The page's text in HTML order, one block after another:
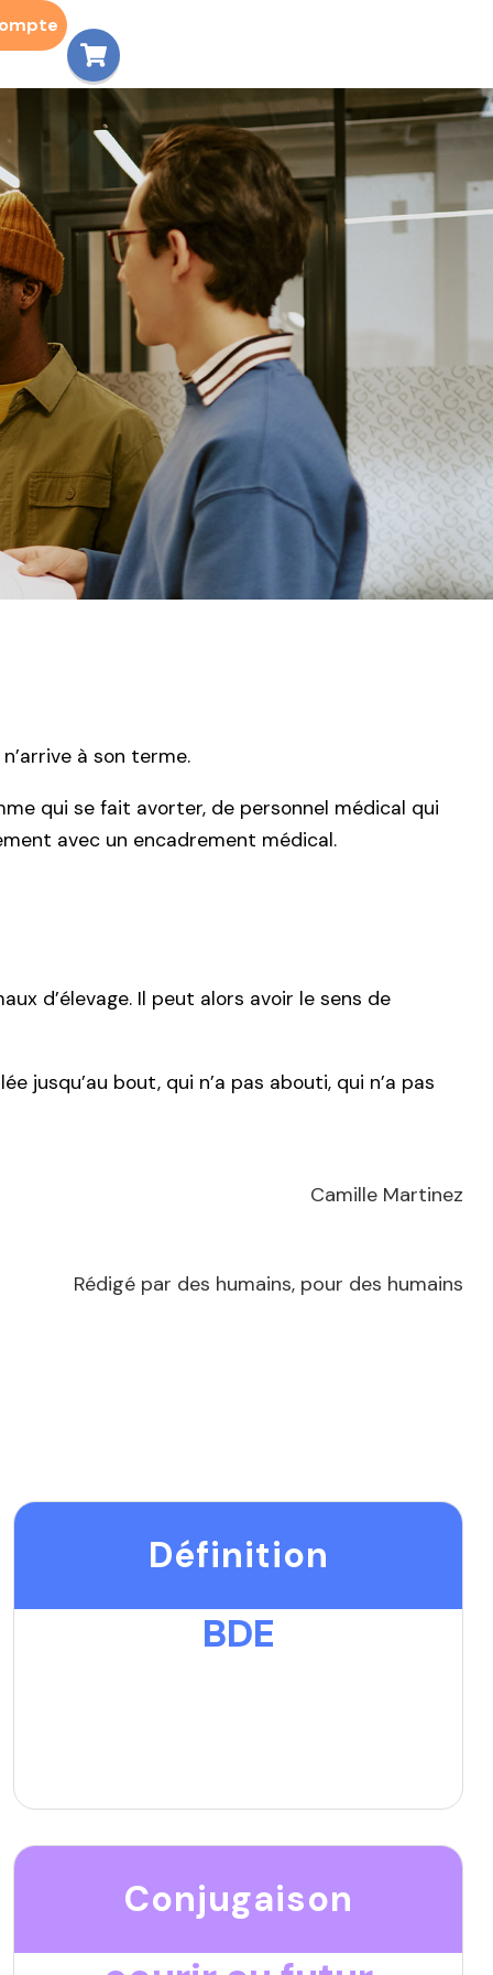
à son terme.
qui se fait avorter, de personnel médical qui
avec un encadrement médical.
d’élevage. Il peut alors avoir le sens de
jusqu’au bout, qui n’a pas abouti, qui n’a pas
Camille Martinez
Rédigé par des humains, pour des humains
Définition
BDE
Conjugaison